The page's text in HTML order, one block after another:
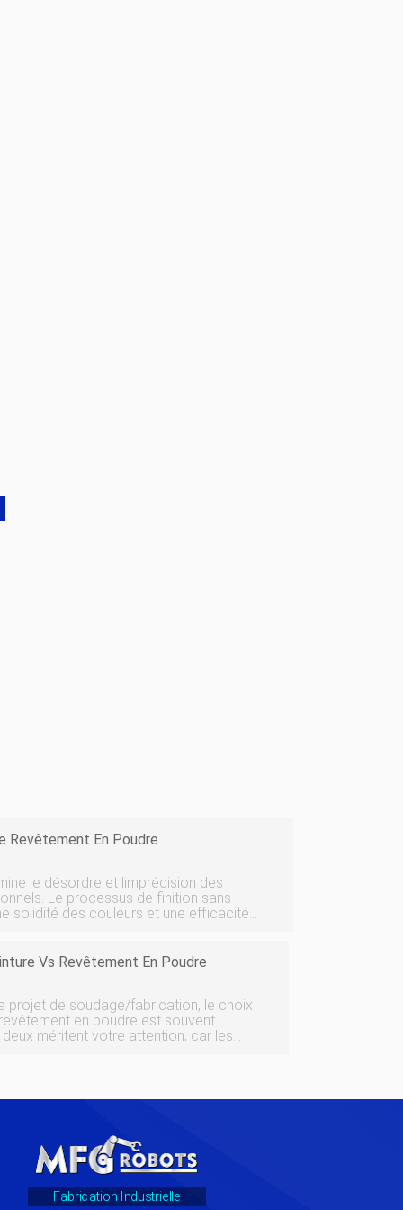
Revêtement En Poudre
le désordre et limprécision des
Le processus de finition sans
solidité des couleurs et une efficacité
Vs Revêtement En Poudre
projet de soudage/fabrication, le choix
en poudre est souvent
méritent votre attention, car les
Fabrication Industrielle